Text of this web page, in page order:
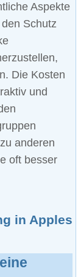
Aspekte
Schutz
Die Kosten
und
anderen
oft besser
in Apples